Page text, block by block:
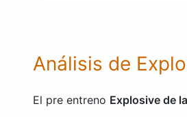
Análisis de
El pre entreno Explosive de